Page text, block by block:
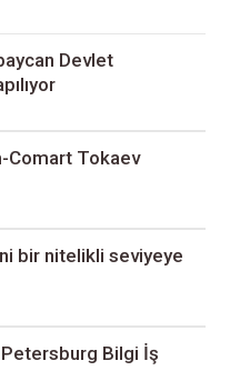
Devlet
Comart Tokaev
bir nitelikli seviyeye
Petersburg Bilgi İş